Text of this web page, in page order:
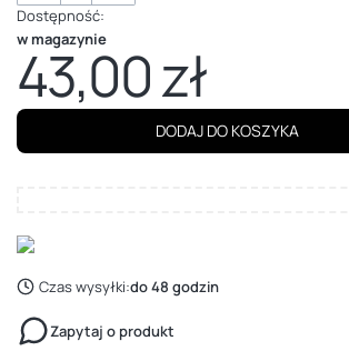
Dostępność:
w magazynie
Cena
43,00 zł
DODAJ DO KOSZYKA
Czas wysyłki:do 48 godzin
Zapytaj o produkt